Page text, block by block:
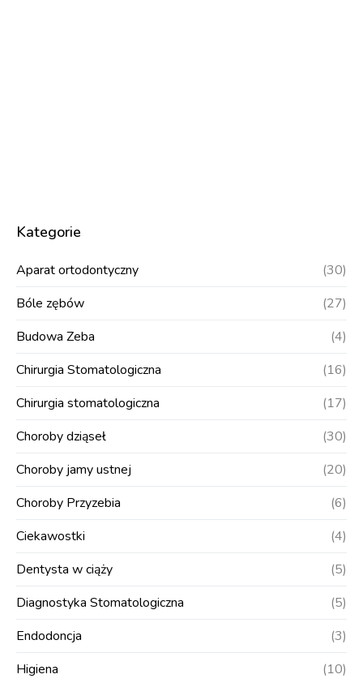
Kategorie
Aparat ortodontyczny
(30)
Bóle zębów
(27)
Budowa Zeba
(4)
Chirurgia Stomatologiczna
(16)
Chirurgia stomatologiczna
(17)
Choroby dziąseł
(30)
Choroby jamy ustnej
(20)
Choroby Przyzebia
(6)
Ciekawostki
(4)
Dentysta w ciąży
(5)
Diagnostyka Stomatologiczna
(5)
Endodoncja
(3)
Higiena
(10)